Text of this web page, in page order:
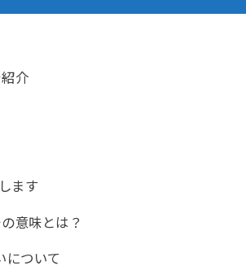
介
ます
意味とは？
について